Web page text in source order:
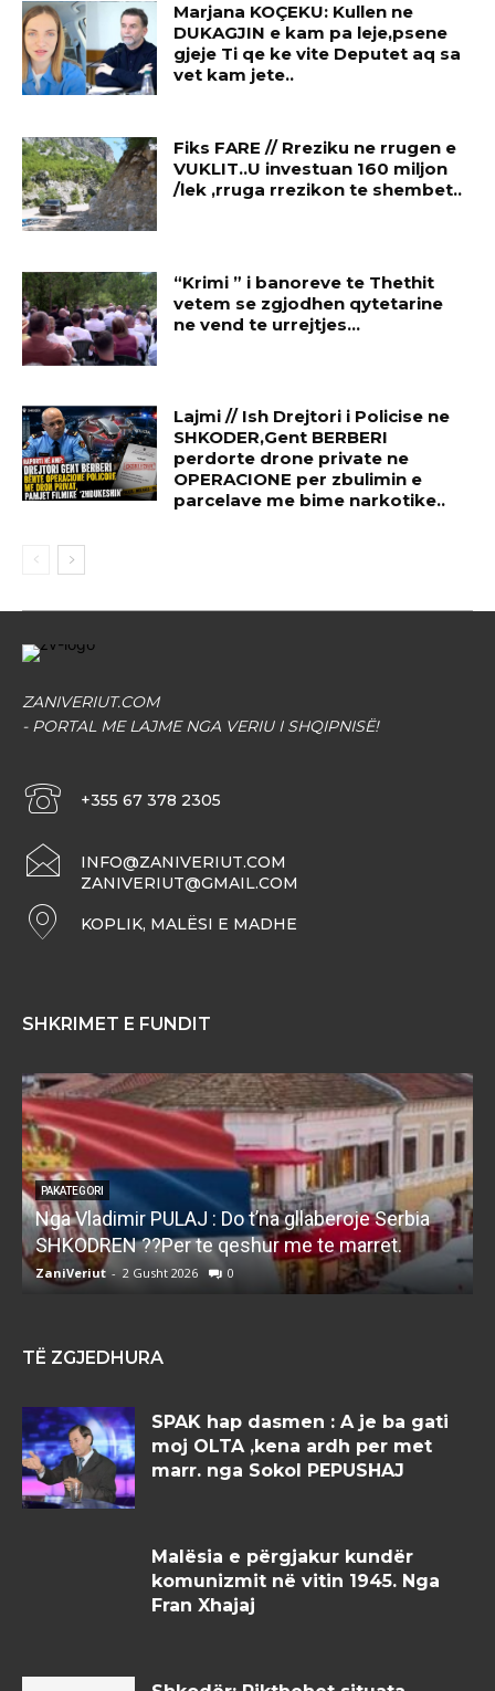
Marjana KOÇEKU: Kullen ne
DUKAGJIN e kam pa leje,psene
gjeje Ti qe ke vite Deputet aq sa
vet kam jete..
Fiks FARE // Rreziku ne rrugen e
VUKLIT..U investuan 160 miljon
/lek ,rruga rrezikon te shembet..
“Krimi ” i banoreve te Thethit
vetem se zgjodhen qytetarine
ne vend te urrejtjes…
Lajmi // Ish Drejtori i Policise ne
SHKODER,Gent BERBERI
perdorte drone private ne
OPERACIONE per zbulimin e
parcelave me bime narkotike..
ZANIVERIUT.COM
- PORTAL ME LAJME NGA VERIU I SHQIPNISË!
+355 67 378 2305
INFO@ZANIVERIUT.COM
ZANIVERIUT@GMAIL.COM
KOPLIK, MALËSI E MADHE
SHKRIMET E FUNDIT
PAKATEGORI
Nga Vladimir PULAJ : Do t’na gllaberoje Serbia
SHKODREN ??Per te qeshur me te marret.
ZaniVeriut - 2 Gusht 2026 0
TË ZGJEDHURA
SPAK hap dasmen : A je ba gati
moj OLTA ,kena ardh per met
marr. nga Sokol PEPUSHAJ
Malësia e përgjakur kundër
komunizmit në vitin 1945. Nga
Fran Xhajaj